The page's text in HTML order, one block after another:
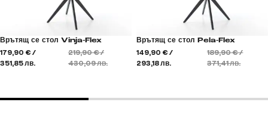
Врътящ се стол Vinja-Flex
179,90 € /
351,85 лв.
219,90 € /
430,09 лв.
Врътящ се стол Pela-Flex
149,90 € /
293,18 лв.
189,90 € /
371,41 лв.